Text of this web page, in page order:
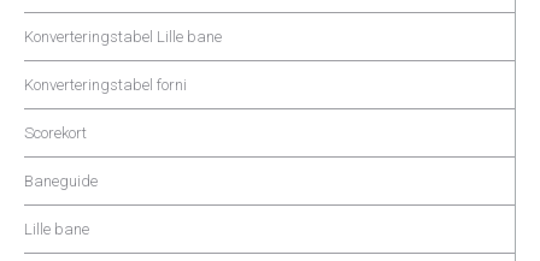
Konverteringstabel Lille bane
Konverteringstabel forni
Scorekort
Baneguide
Lille bane